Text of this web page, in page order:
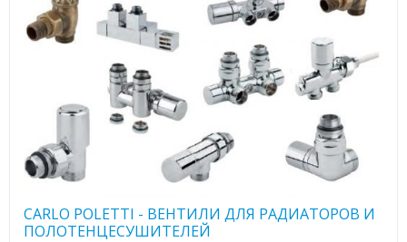
CARLO POLETTI - ВЕНТИЛИ ДЛЯ РАДИАТОРОВ И
ПОЛОТЕНЦЕСУШИТЕЛЕЙ